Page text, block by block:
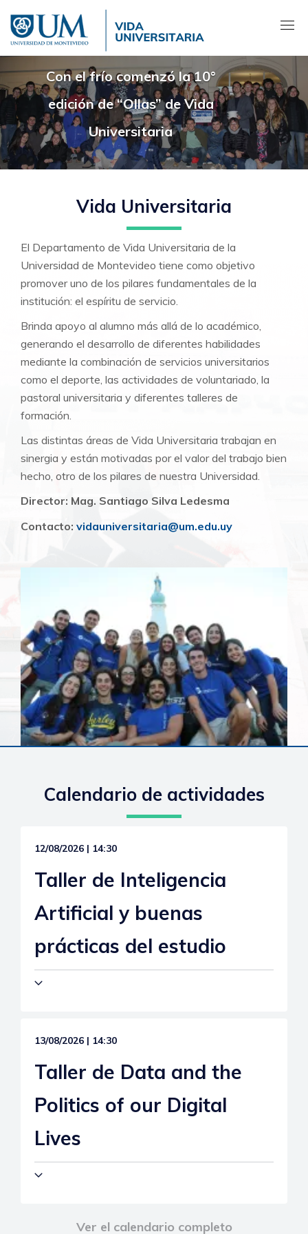
contenido
principal
Con el frío comenzó la 10°
edición de “Ollas” de Vida
Universitaria
Vida Universitaria
El Departamento de Vida Universitaria de la
Universidad de Montevideo tiene como objetivo
promover uno de los pilares fundamentales de la
institución: el espíritu de servicio.
Brinda apoyo al alumno más allá de lo académico,
generando el desarrollo de diferentes habilidades
mediante la combinación de servicios universitarios
como el deporte, las actividades de voluntariado, la
pastoral universitaria y diferentes talleres de
formación.
Las distintas áreas de Vida Universitaria trabajan en
sinergia y están motivadas porel valor del trabajo bien
hecho, otro de los pilares de nuestra Universidad.
Director: Mag. Santiago Silva Ledesma
Contacto: vidauniversitaria@um.edu.uy
Calendario de actividades
12/08/2026 | 14:30
Taller de Inteligencia
Artificial y buenas
prácticas del estudio
13/08/2026 | 14:30
Taller de Data and the
Politics of our Digital
Lives
Ver el calendario completo